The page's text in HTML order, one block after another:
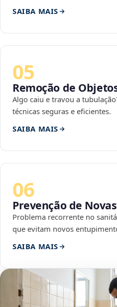
SAIBA MAIS
05
Remoção de
Algo caiu e travou a
técnicas seguras e eficientes.
SAIBA MAIS
06
Prevenção de
Problema recorrente no
que evitam novos
SAIBA MAIS